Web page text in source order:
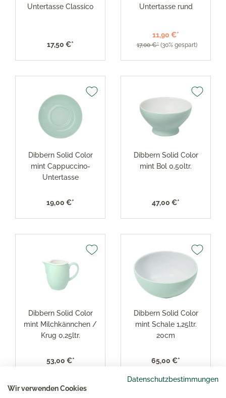
Datenschutzbestimmungen
Wir verwenden Cookies
Untertasse Classico
17,50 €*
Untertasse rund
11,90 €*
17,00 €* (30% gespart)
Dibbern Solid Color
mint Cappuccino-
Untertasse
19,00 €*
Dibbern Solid Color
mint Bol 0,50ltr.
47,00 €*
Dibbern Solid Color
mint Milchkännchen /
Krug 0,25ltr.
53,00 €*
Dibbern Solid Color
mint Schale 1,25ltr.
20cm
65,00 €*